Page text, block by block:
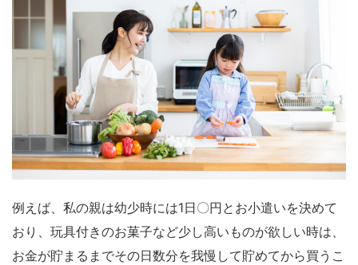
例えば、私の親は幼少時には1日〇円とお小遣いを決めて
おり、玩具付きのお菓子など少し高いものが欲しい時は、
お金が貯まるまでその日数分を我慢して貯めてから買うこ